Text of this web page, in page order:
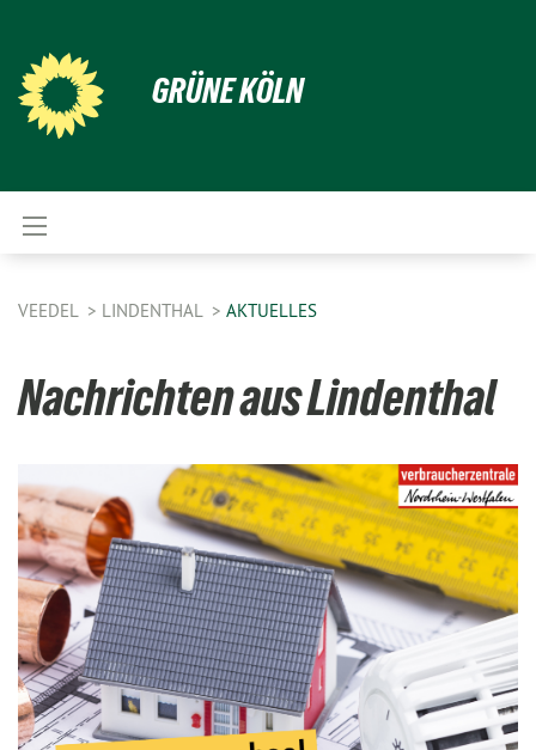
GRÜNE KÖLN
VEEDEL LINDENTHAL AKTUELLES
Nachrichten aus Lindenthal